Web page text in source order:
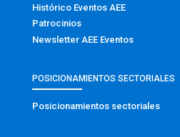
Histórico Eventos AEE
Patrocinios
Newsletter AEE Eventos
POSICIONAMIENTOS SECTORIALES
Posicionamientos sectoriales